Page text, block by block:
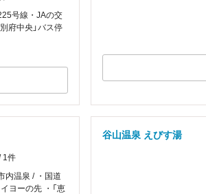
号線・JAの交
府中央」バス停
1件
内温泉 / ・国道
ヨーの先 ・「恵
谷山温泉 えびす湯